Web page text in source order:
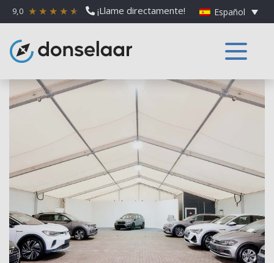
9,0 ¡Llame directamente! Español